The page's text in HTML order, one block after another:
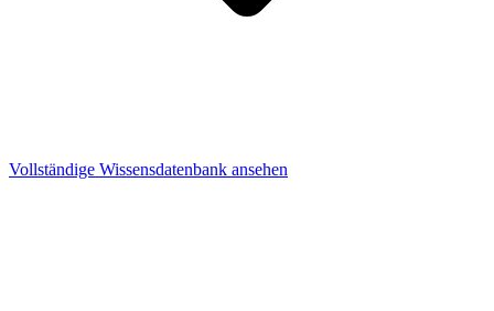
Vollständige Wissensdatenbank ansehen